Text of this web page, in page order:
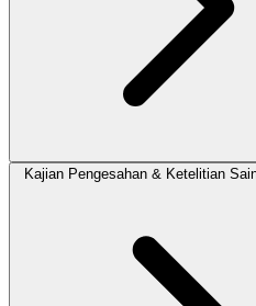
Kajian Pengesahan & Ketelitian